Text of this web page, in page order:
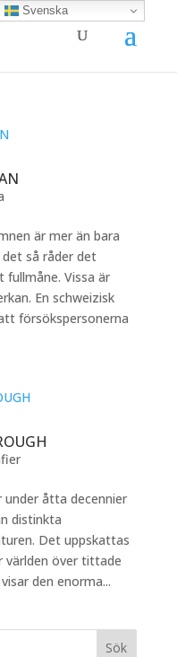
är mer än bara
så råder det
Vissa är
En schweizisk
försökspersonerna
åtta decennier
distinkta
Det uppskattas
världen över tittade
den enorma...
Sök
Svenska